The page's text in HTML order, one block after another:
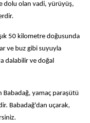
dolu olan vadi, yürüyüş,
50 kilometre doğusunda
ve buz gibi suyuyla
dalabilir ve doğal
Babadağ, yamaç paraşütü
Babadağ'dan uçarak,